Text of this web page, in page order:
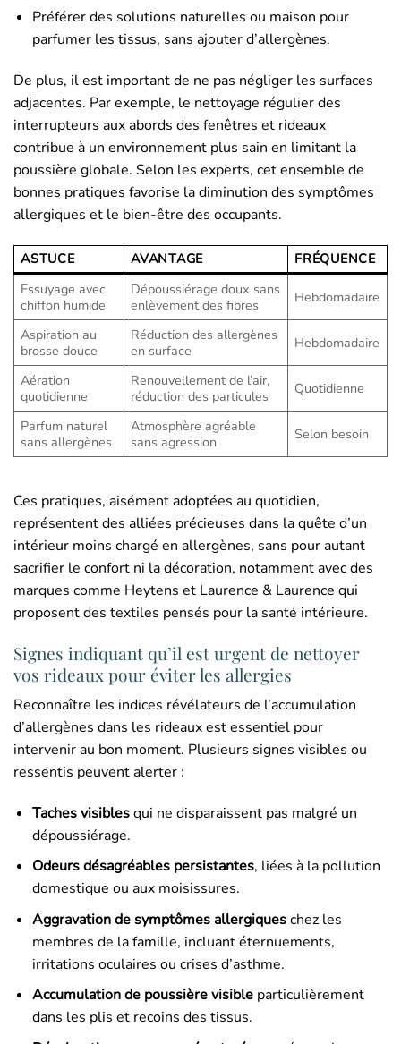
Préférer des solutions naturelles ou maison pour
parfumer les tissus, sans ajouter d’allergènes.
De plus, il est important de ne pas négliger les surfaces
adjacentes. Par exemple, le nettoyage régulier des
interrupteurs aux abords des fenêtres et rideaux
contribue à un environnement plus sain en limitant la
poussière globale. Selon les experts, cet ensemble de
bonnes pratiques favorise la diminution des symptômes
allergiques et le bien-être des occupants.
ASTUCE AVANTAGE
FRÉQUENCE
Essuyage avec
chiffon humide
Dépoussiérage doux sans
enlèvement des fibres
Hebdomadaire
Aspiration au
brosse douce
Réduction des allergènes
en surface
Hebdomadaire
Aération
quotidienne
Renouvellement de l’air,
réduction des particules
Quotidienne
Parfum naturel
sans allergènes
Atmosphère agréable
sans agression
Selon besoin
Ces pratiques, aisément adoptées au quotidien,
représentent des alliées précieuses dans la quête d’un
intérieur moins chargé en allergènes, sans pour autant
sacrifier le confort ni la décoration, notamment avec des
marques comme Heytens et Laurence & Laurence qui
proposent des textiles pensés pour la santé intérieure.
Signes indiquant qu’il est urgent de nettoyer
vos rideaux pour éviter les allergies
Reconnaître les indices révélateurs de l’accumulation
d’allergènes dans les rideaux est essentiel pour
intervenir au bon moment. Plusieurs signes visibles ou
ressentis peuvent alerter :
Taches visiblesqui ne disparaissent pas malgré un
dépoussiérage.
Odeurs désagréables persistantes, liées à la pollution
domestique ou aux moisissures.
Aggravation de symptômes allergiqueschez les
membres de la famille, incluant éternuements,
irritations oculaires ou crises d’asthme.
Accumulation de poussière visibleparticulièrement
dans les plis et recoins des tissus.